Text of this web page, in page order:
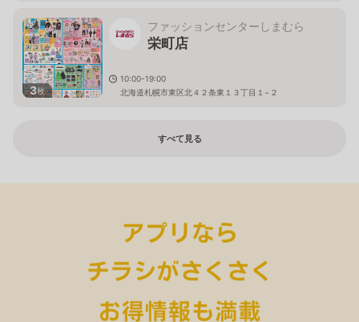
3枚
ファッションセンターしまむら
栄町店
10:00-19:00
北海道札幌市東区北４２条東１３丁目１−２
すべて見る